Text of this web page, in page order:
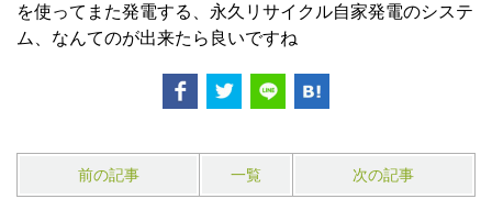
を使ってまた発電する、永久リサイクル自家発電のシステ
ム、なんてのが出来たら良いですね
前の記事 一覧 次の記事